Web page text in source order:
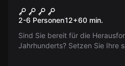
Cyberpunk
2-6 Personen12+60 min.
Sind Sie bereit für die
Jahrhunderts? Setzen Sie Ihre